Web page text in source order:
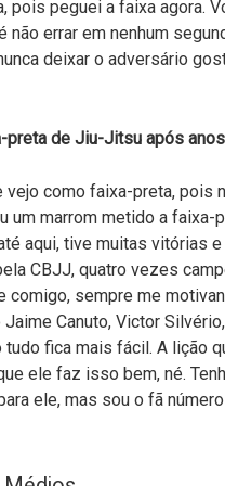
pois peguei a faixa agora.
errar em nenhum
deixar o adversário
preta de Jiu-Jitsu após
vejo como faixa-preta,
um marrom metido a
aqui, tive muitas vitórias
CBJJ, quatro vezes
comigo, sempre me
Canuto, Victor
fica mais fácil. A lição
ele faz isso bem, né.
ele, mas sou o fã